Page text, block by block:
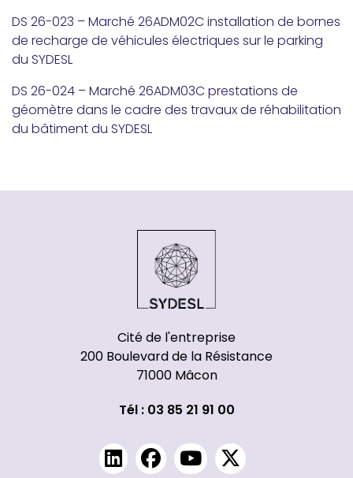
DS 26-023 – Marché 26ADM02C installation de bornes
de recharge de véhicules électriques sur le parking
du SYDESL
DS 26-024 – Marché 26ADM03C prestations de
géomètre dans le cadre des travaux de réhabilitation
du bâtiment du SYDESL
Cité de l'entreprise
200 Boulevard de la Résistance
71000 Mâcon
Tél : 03 85 21 91 00